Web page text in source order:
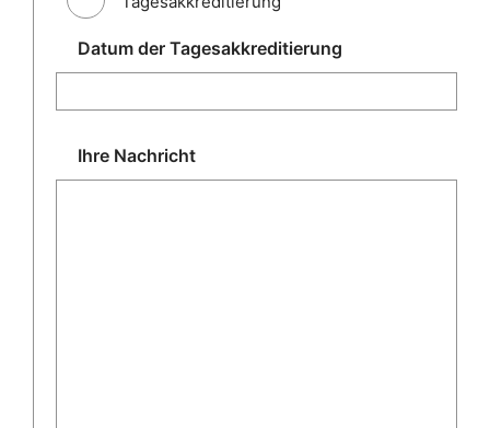
Datum der Tagesakkreditierung
Ihre Nachricht